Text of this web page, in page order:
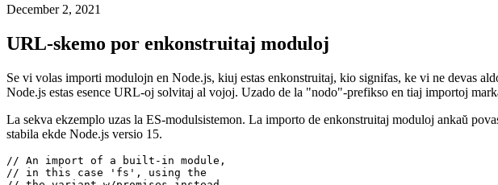
Iomete speciala import-sintakso por enkonstruitaj moduloj
December 2, 2021
URL-skemo por enkonstruitaj moduloj
Se vi volas importi modulojn en Node.js, kiuj estas enkonstruitaj, kio signifas, ke vi ne devas
Node.js estas esence URL-oj solvitaj al vojoj. Uzado de la "nodo"-prefikso en tiaj importoj
stabila ekde Node.js versio 15.